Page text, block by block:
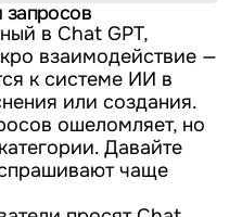
запросов
в Chat GPT,
взаимодействие —
к системе ИИ в
или создания.
ошеломляет, но
Давайте
чаще